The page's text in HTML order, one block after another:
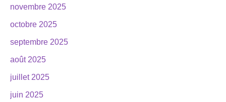
novembre 2025
octobre 2025
septembre 2025
août 2025
juillet 2025
juin 2025